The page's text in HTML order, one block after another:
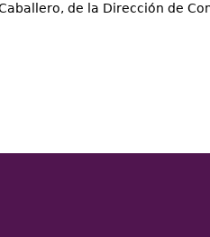
de la Dirección de